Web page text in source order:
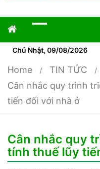
Chủ Nhật, 09/08/2026
Home
TIN TỨC
Cân nhắc quy trình
tiến đối với nhà ở
Cân nhắc quy
tính thuế lũy